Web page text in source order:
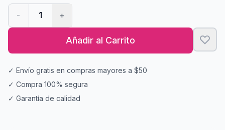
- 1 +
Añadir al Carrito
✓ Envío gratis en compras mayores a $50
✓ Compra 100% segura
✓ Garantía de calidad